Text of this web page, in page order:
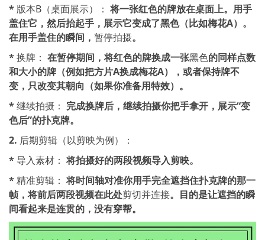
* 版本B（桌面展示）： 将一张红色的牌放在桌面上。用手
盖住它，然后抬起手，展示它变成了黑色（比如梅花A）。
在用手盖住的瞬间， 暂停拍摄。
*换牌： 在暂停期间，将红色的牌换成一张黑色的同样点数
和大小的牌（例如把方片A换成梅花A），或者保持牌不
变，只改变其朝向（如果你准备用特效）。
*继续拍摄： 完成换牌后，继续拍摄你把手拿开，展示“变
色后”的扑克牌。
2. 后期剪辑（以剪映为例）：
* 导入素材： 将拍摄好的两段视频导入剪映。
*精准剪辑： 将时间轴对准你用手完全遮挡住扑克牌的那一
帧，将前后两段视频在此处剪切并连接。目的是让遮挡的瞬
间看起来是连贯的，没有穿帮。